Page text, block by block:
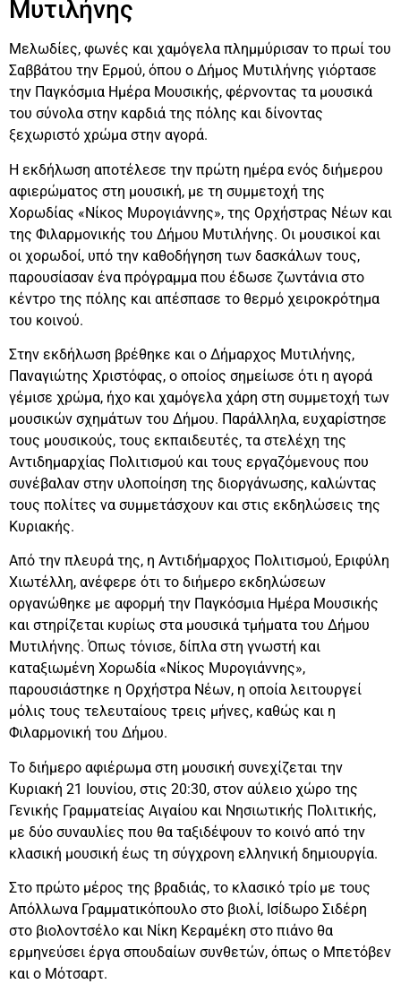
Μυτιλήνης
Μελωδίες, φωνές και χαμόγελα πλημμύρισαν το πρωί του
Σαββάτου την Ερμού, όπου ο Δήμος Μυτιλήνης γιόρτασε
την Παγκόσμια Ημέρα Μουσικής, φέρνοντας τα μουσικά
του σύνολα στην καρδιά της πόλης και δίνοντας
ξεχωριστό χρώμα στην αγορά.
Η εκδήλωση αποτέλεσε την πρώτη ημέρα ενός διήμερου
αφιερώματος στη μουσική, με τη συμμετοχή της
Χορωδίας «Νίκος Μυρογιάννης», της Ορχήστρας Νέων και
της Φιλαρμονικής του Δήμου Μυτιλήνης. Οι μουσικοί και
οι χορωδοί, υπό την καθοδήγηση των δασκάλων τους,
παρουσίασαν ένα πρόγραμμα που έδωσε ζωντάνια στο
κέντρο της πόλης και απέσπασε το θερμό χειροκρότημα
του κοινού.
Στην εκδήλωση βρέθηκε και ο Δήμαρχος Μυτιλήνης,
Παναγιώτης Χριστόφας, ο οποίος σημείωσε ότι η αγορά
γέμισε χρώμα, ήχο και χαμόγελα χάρη στη συμμετοχή των
μουσικών σχημάτων του Δήμου. Παράλληλα, ευχαρίστησε
τους μουσικούς, τους εκπαιδευτές, τα στελέχη της
Αντιδημαρχίας Πολιτισμού και τους εργαζόμενους που
συνέβαλαν στην υλοποίηση της διοργάνωσης, καλώντας
τους πολίτες να συμμετάσχουν και στις εκδηλώσεις της
Κυριακής.
Από την πλευρά της, η Αντιδήμαρχος Πολιτισμού, Εριφύλη
Χιωτέλλη, ανέφερε ότι το διήμερο εκδηλώσεων
οργανώθηκε με αφορμή την Παγκόσμια Ημέρα Μουσικής
και στηρίζεται κυρίως στα μουσικά τμήματα του Δήμου
Μυτιλήνης. Όπως τόνισε, δίπλα στη γνωστή και
καταξιωμένη Χορωδία «Νίκος Μυρογιάννης»,
παρουσιάστηκε η Ορχήστρα Νέων, η οποία λειτουργεί
μόλις τους τελευταίους τρεις μήνες, καθώς και η
Φιλαρμονική του Δήμου.
Το διήμερο αφιέρωμα στη μουσική συνεχίζεται την
Κυριακή 21 Ιουνίου, στις 20:30, στον αύλειο χώρο της
Γενικής Γραμματείας Αιγαίου και Νησιωτικής Πολιτικής,
με δύο συναυλίες που θα ταξιδέψουν το κοινό από την
κλασική μουσική έως τη σύγχρονη ελληνική δημιουργία.
Στο πρώτο μέρος της βραδιάς, το κλασικό τρίο με τους
Απόλλωνα Γραμματικόπουλο στο βιολί, Ισίδωρο Σιδέρη
στο βιολοντσέλο και Νίκη Κεραμέκη στο πιάνο θα
ερμηνεύσει έργα σπουδαίων συνθετών, όπως ο Μπετόβεν
και ο Μότσαρτ.